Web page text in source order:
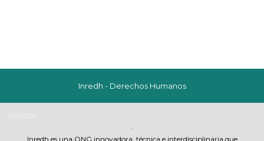
Inredh - Derechos Humanos
.
Inredh es una ONG innovadora, técnica e interdisciplinaria que